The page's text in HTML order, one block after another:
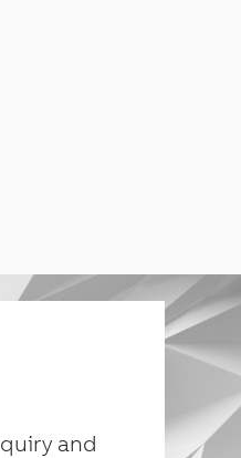
and